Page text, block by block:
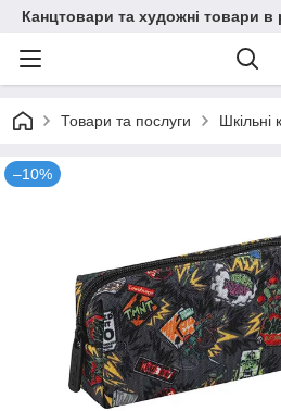
Канцтовари та художні товари в
Товари та послуги Шкільні
–10%